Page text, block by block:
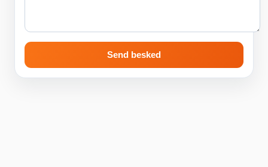
Send besked